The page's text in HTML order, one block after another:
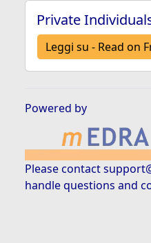
Private
Leggi su - Read on
Powered by
Please contact
handle questions and